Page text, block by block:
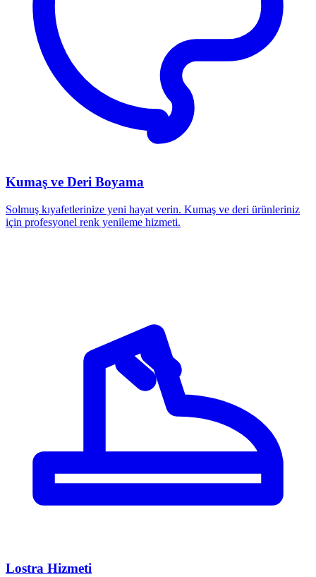
Kumaş ve Deri Boyama
Solmuş kıyafetlerinize yeni hayat verin. Kumaş ve deri ürünleriniz
için profesyonel renk yenileme hizmeti.
Lostra Hizmeti